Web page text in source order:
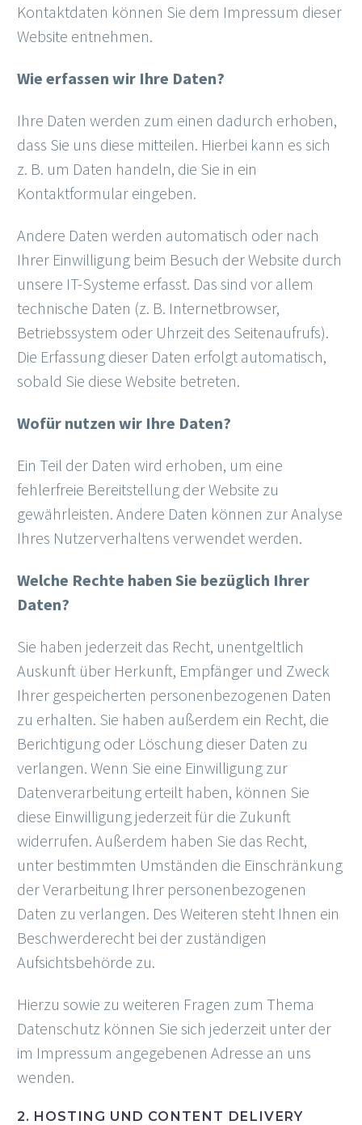
Kontaktdaten können Sie dem Impressum dieser
Website entnehmen.
Wie erfassen wir Ihre Daten?
Ihre Daten werden zum einen dadurch erhoben,
dass Sie uns diese mitteilen. Hierbei kann es sich
z. B. um Daten handeln, die Sie in ein
Kontaktformular eingeben.
Andere Daten werden automatisch oder nach
Ihrer Einwilligung beim Besuch der Website durch
unsere IT-Systeme erfasst. Das sind vor allem
technische Daten (z. B. Internetbrowser,
Betriebssystem oder Uhrzeit des Seitenaufrufs).
Die Erfassung dieser Daten erfolgt automatisch,
sobald Sie diese Website betreten.
Wofür nutzen wir Ihre Daten?
Ein Teil der Daten wird erhoben, um eine
fehlerfreie Bereitstellung der Website zu
gewährleisten. Andere Daten können zur Analyse
Ihres Nutzerverhaltens verwendet werden.
Welche Rechte haben Sie bezüglich Ihrer
Daten?
Sie haben jederzeit das Recht, unentgeltlich
Auskunft über Herkunft, Empfänger und Zweck
Ihrer gespeicherten personenbezogenen Daten
zu erhalten. Sie haben außerdem ein Recht, die
Berichtigung oder Löschung dieser Daten zu
verlangen. Wenn Sie eine Einwilligung zur
Datenverarbeitung erteilt haben, können Sie
diese Einwilligung jederzeit für die Zukunft
widerrufen. Außerdem haben Sie das Recht,
unter bestimmten Umständen die Einschränkung
der Verarbeitung Ihrer personenbezogenen
Daten zu verlangen. Des Weiteren steht Ihnen ein
Beschwerderecht bei der zuständigen
Aufsichtsbehörde zu.
Hierzu sowie zu weiteren Fragen zum Thema
Datenschutz können Sie sich jederzeit unter der
im Impressum angegebenen Adresse an uns
wenden.
2. HOSTING UND CONTENT DELIVERY